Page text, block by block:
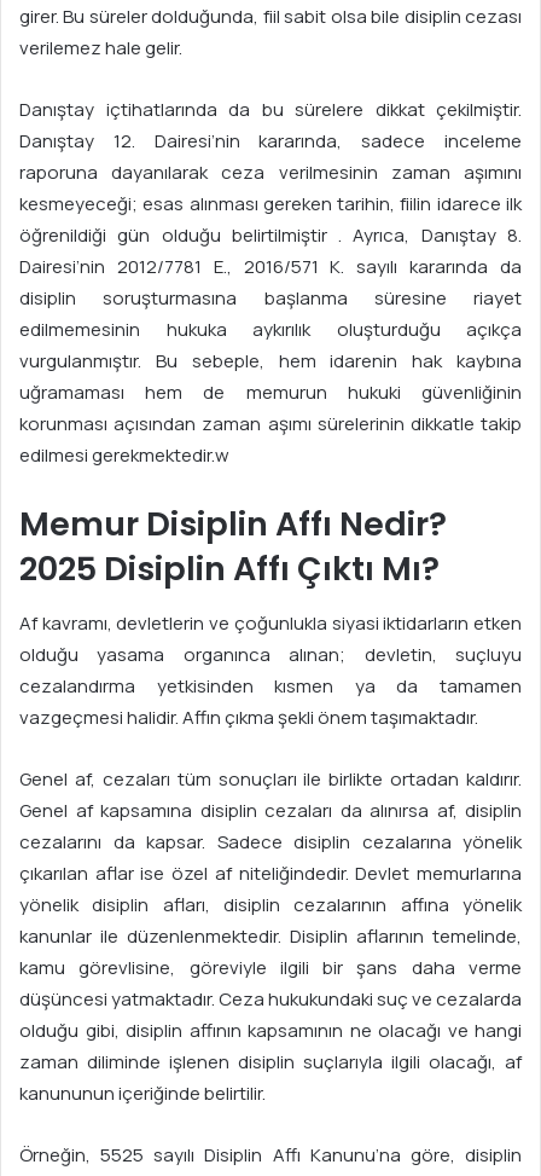
girer. Bu süreler dolduğunda, fiil sabit olsa bile disiplin cezası
verilemez hale gelir.
Danıştay içtihatlarında da bu sürelere dikkat çekilmiştir.
Danıştay 12. Dairesi’nin kararında, sadece inceleme
raporuna dayanılarak ceza verilmesinin zaman aşımını
kesmeyeceği; esas alınması gereken tarihin, fiilin idarece ilk
öğrenildiği gün olduğu belirtilmiştir . Ayrıca, Danıştay 8.
Dairesi’nin 2012/7781 E., 2016/571 K. sayılı kararında da
disiplin soruşturmasına başlanma süresine riayet
edilmemesinin hukuka aykırılık oluşturduğu açıkça
vurgulanmıştır. Bu sebeple, hem idarenin hak kaybına
uğramaması hem de memurun hukuki güvenliğinin
korunması açısından zaman aşımı sürelerinin dikkatle takip
edilmesi gerekmektedir.w
Memur Disiplin Affı Nedir?
2025 Disiplin Affı Çıktı Mı?
Af kavramı, devletlerin ve çoğunlukla siyasi iktidarların etken
olduğu yasama organınca alınan; devletin, suçluyu
cezalandırma yetkisinden kısmen ya da tamamen
vazgeçmesi halidir. Affın çıkma şekli önem taşımaktadır.
Genel af, cezaları tüm sonuçları ile birlikte ortadan kaldırır.
Genel af kapsamına disiplin cezaları da alınırsa af, disiplin
cezalarını da kapsar. Sadece disiplin cezalarına yönelik
çıkarılan aflar ise özel af niteliğindedir. Devlet memurlarına
yönelik disiplin afları, disiplin cezalarının affına yönelik
kanunlar ile düzenlenmektedir. Disiplin aflarının temelinde,
kamu görevlisine, göreviyle ilgili bir şans daha verme
düşüncesi yatmaktadır. Ceza hukukundaki suç ve cezalarda
olduğu gibi, disiplin affının kapsamının ne olacağı ve hangi
zaman diliminde işlenen disiplin suçlarıyla ilgili olacağı, af
kanununun içeriğinde belirtilir.
Örneğin, 5525 sayılı Disiplin Affı Kanunu’na göre, disiplin